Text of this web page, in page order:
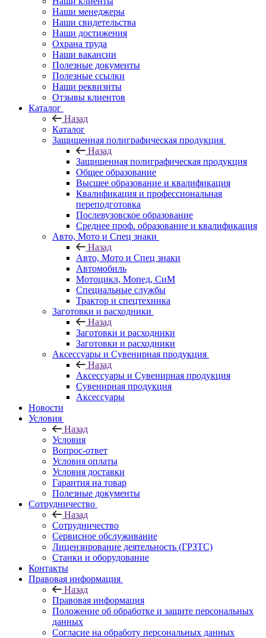
Наши менеджеры
Наши свидетельства
Наши достижения
Охрана труда
Наши вакансии
Полезные документы
Полезные ссылки
Наши реквизиты
Отзывы клиентов
Каталог
Назад
Каталог
Защищенная полиграфическая продукция
Назад
Защищенная полиграфическая продукция
Общее образование
Высшее образование и квалификация
Квалификация и профессиональная
переподготовка
Послевузовское образование
Среднее проф. образование и квалификация
Авто, Мото и Спец знаки
Назад
Авто, Мото и Спец знаки
Автомобиль
Мотоцикл, Мопед, СиМ
Специальные службы
Трактор и спецтехника
Заготовки и расходники
Назад
Заготовки и расходники
Заготовки и расходники
Аксессуары и Сувенирная продукция
Назад
Аксессуары и Сувенирная продукция
Сувенирная продукция
Аксессуары
Новости
Условия
Назад
Условия
Вопрос-ответ
Условия оплаты
Условия доставки
Гарантия на товар
Полезные документы
Сотрудничество
Назад
Сотрудничество
Сервисное обслуживание
Лицензирование деятельность (ГРЗТС)
Станки и оборудование
Контакты
Правовая информация
Назад
Правовая информация
Положение об обработке и защите персональных
данных
Согласие на обработу персональных данных